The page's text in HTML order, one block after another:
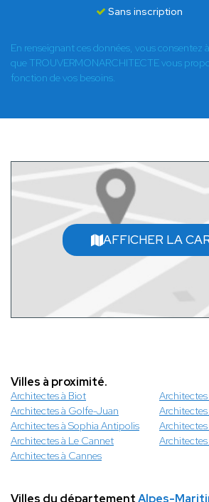
Sans inscription
En renseignant ces données, vous consentez
que TROUVERMONARCHITECTE vous
fonction de vos besoins.
AFFICHER LA
Villes à proximité.
Architectes à Biot
Architectes à Golfe-Juan
Architectes
Architectes à Sophia Antipolis
Architectes à Le Cannet
Architectes à Cannes